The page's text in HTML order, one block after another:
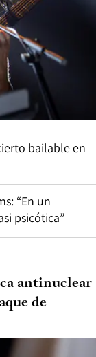
bailable en
“En un
psicótica”
antinuclear
de